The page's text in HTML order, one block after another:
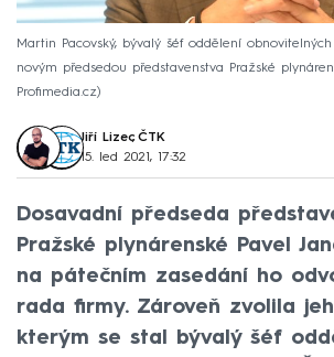
Martin Pacovský, bývalý šéf oddělení
novým předsedou představenstva Pražské
Profimedia.cz
Jiří Lizec, ČTK
15. led 2021, 17:32
Dosavadní předseda
Pražské plynárenské Pavel
na pátečním zasedání ho
rada firmy. Zároveň zvolila
kterým se stal bývalý šéf